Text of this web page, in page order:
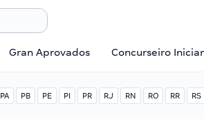
Gran Aprovados Concurseiro
PA PB PE PI PR RJ RN RO RR RS